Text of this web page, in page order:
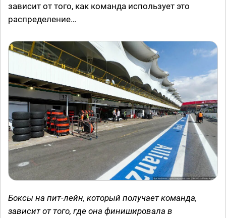
зависит от того, как команда использует это
распределение…
Боксы на пит-лейн, который получает команда,
зависит от того, где она финишировала в